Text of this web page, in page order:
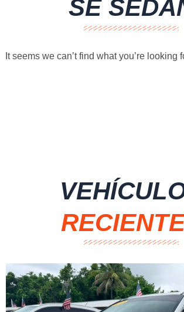
SE
It seems we can’t find what you’re looking